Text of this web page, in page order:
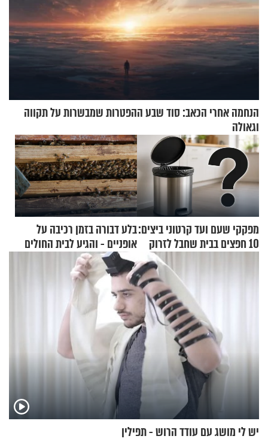
הנחמה אחרי הכאב: סוד שבע ההפטרות שמבשרות על תקווה
וגאולה
מפקקי שעם ועד קרטוני ביצים:
10 חפצים בבית שחבל לזרוק
בלע דבורה בזמן רכיבה על
אופניים - והגיע לבית החולים
במצב מסכן חיים
יש לי מושג עם עודד הרוש - תפילין